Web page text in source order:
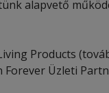
alapvető
Products
Üzleti